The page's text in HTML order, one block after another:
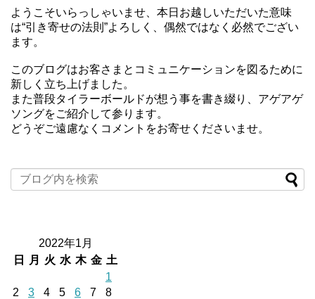
ようこそいらっしゃいませ、本日お越しいただいた意味
は“引き寄せの法則”よろしく、偶然ではなく必然でござい
ます。
このブログはお客さまとコミュニケーションを図るために
新しく立ち上げました。
また普段タイラーボールドが想う事を書き綴り、アゲアゲ
ソングをご紹介して参ります。
どうぞご遠慮なくコメントをお寄せくださいませ。
2022年1月
日
月 火 水 木 金 土
1
2
3 4 5 6 7
8